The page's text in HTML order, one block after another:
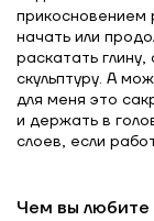
прикосновением
начать или
раскатать
скульптуру. А
для меня это
и держать в
слоев, если
Чем вы любите